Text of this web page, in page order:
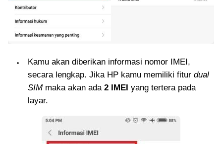
Kamu akan diberikan informasi nomor IMEI,
secara lengkap. Jika HP kamu memiliki fitur dual
SIM maka akan ada 2 IMEI yang tertera pada
layar.